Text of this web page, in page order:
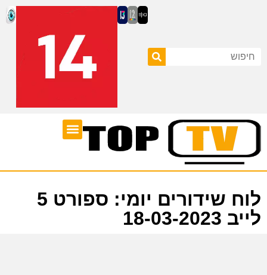
לוח שידורים יומי: ספורט 5
לייב 18-03-2023